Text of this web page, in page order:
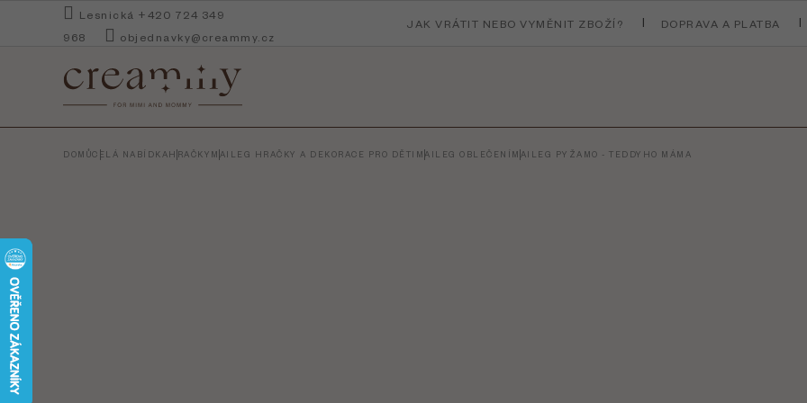
Lesnická +420 724 349
968
objednavky@creammy.cz
JAK VRÁTIT NEBO VYMĚNIT ZBOŽÍ? DOPRAVA A PLATBA
DOMŮCELÁ NABÍDKAHRAČKY MAILEG HRAČKY A DEKORACE PRO DĚTI MAILEG OBLEČENÍ MAILEG PYŽAMO - TEDDYHO MÁMA